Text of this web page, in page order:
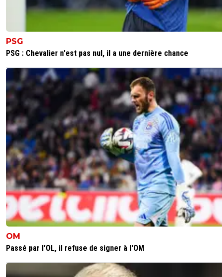
PSG
PSG : Chevalier n'est pas nul, il a une dernière chance
OM
Passé par l'OL, il refuse de signer à l'OM